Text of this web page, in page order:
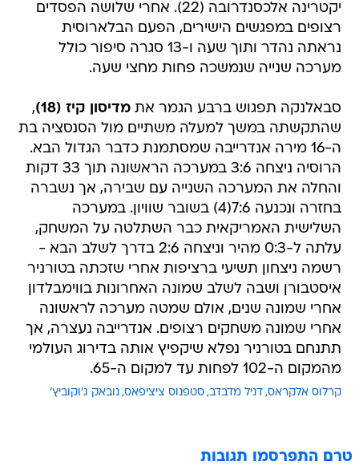
יקטרינה אלכסנדרובה (22). אחרי שלושה הפסדים
רצופים במפגשים הישירים, הפעם הבלארוסית
נראתה נהדר ותוך שעה ו-13 סגרה סיפור כולל
מערכה שנייה שנמשכה פחות מחצי שעה.
סבאלנקה תפגוש ברבע הגמר אתמדיסון קיז (18)
,
שהתקשתה במשך למעלה משתיים מול הסנסציה בת
ה-16 מירה אנדרייבה שמסתמנת כדבר הגדול הבא.
הרוסיה ניצחה 3:6 במערכה הראשונה תוך 33 דקות
והחלה את המערכה השנייה עם שבירה, אך נשברה
בחזרה ונכנעה 7:6(4) בשובר שוויון. במערכה
השלישית האמריקאית כבר השתלטה על המשחק,
עלתה ל-0:3 מהיר וניצחה 2:6 בדרך לשלב הבא -
רשמה ניצחון תשיעי ברציפות אחרי שזכתה בטורניר
איסטבורן ושבה לשלב שמונה האחרונות בווימבלדון
אחרי שמונה שנים, אולם שמטה מערכה לראשונה
אחרי שמונה משחקים רצופים. אנדרייבה נעצרה, אך
תתנחם בטורניר נפלא שיקפיץ אותה בדירוג העולמי
מהמקום ה-102 לפחות עד למקום ה-65.
קרלוס אלקראס דניל מדבדב סטפנוס ציציפאס נובאק ג'וקוביץ'
טרם התפרסמו תגובות